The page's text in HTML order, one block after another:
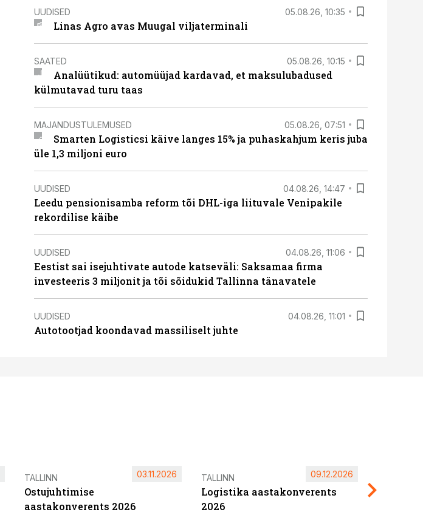
UUDISED 05.08.26, 10:35
Linas Agro avas Muugal viljaterminali
SAATED 05.08.26, 10:15
Analüütikud: automüüjad kardavad, et maksulubadused
külmutavad turu taas
MAJANDUSTULEMUSED 05.08.26, 07:51
Smarten Logisticsi käive langes 15% ja puhaskahjum keris juba
üle 1,3 miljoni euro
UUDISED 04.08.26, 14:47
Leedu pensionisamba reform tõi DHL-iga liituvale Venipakile
rekordilise käibe
UUDISED 04.08.26, 11:06
Eestist sai isejuhtivate autode katseväli: Saksamaa firma
investeeris 3 miljonit ja tõi sõidukid Tallinna tänavatele
UUDISED 04.08.26, 11:01
Autotootjad koondavad massiliselt juhte
TALLINN
Ostujuhtimise
aastakonverents 2026
03.11.2026 TALLINN
Logistika aastakonverents
2026
09.12.2026